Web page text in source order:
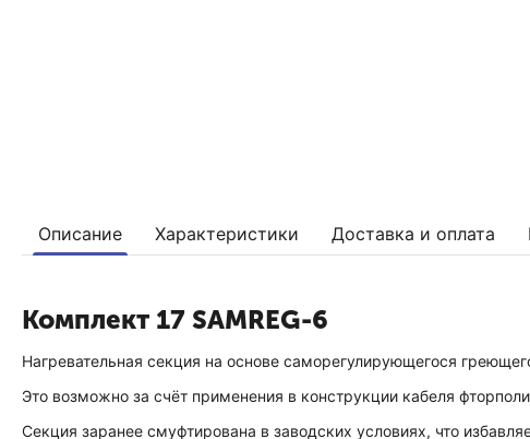
Описание Характеристики Доставка и оплата
Комплект 17 SAMREG-6
Нагревательная секция на основе саморегулирующегося
Это возможно за счёт применения в конструкции кабеля
Секция заранее смуфтирована в заводских условиях, что